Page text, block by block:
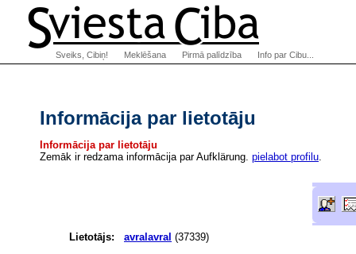
Informācija par lietotāju
Informācija par lietotāju
Zemāk ir redzama informācija par Aufklärung. pielabot profilu.
Lietotājs: avralavral (37339)
Sveiks, Cibiņ! Meklēšana Pirmā palīdzība Info par Cibu...